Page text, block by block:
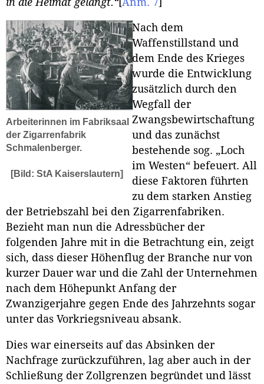
Arbeiterinnen im Fabriksaal
der Zigarrenfabrik
Schmalenberger.
[Bild: StA Kaiserslautern]
Nach dem
Waffenstillstand und
dem Ende des Krieges
wurde die Entwicklung
zusätzlich durch den
Wegfall der
Zwangsbewirtschaftung
und das zunächst
bestehende sog. „Loch
im Westen“ befeuert. All
diese Faktoren führten
zu dem starken Anstieg
der Betriebszahl bei den Zigarrenfabriken.
Bezieht man nun die Adressbücher der
folgenden Jahre mit in die Betrachtung ein, zeigt
sich, dass dieser Höhenflug der Branche nur von
kurzer Dauer war und die Zahl der Unternehmen
nach dem Höhepunkt Anfang der
Zwanzigerjahre gegen Ende des Jahrzehnts sogar
unter das Vorkriegsniveau absank.
Dies war einerseits auf das Absinken der
Nachfrage zurückzuführen, lag aber auch in der
Schließung der Zollgrenzen begründet und lässt